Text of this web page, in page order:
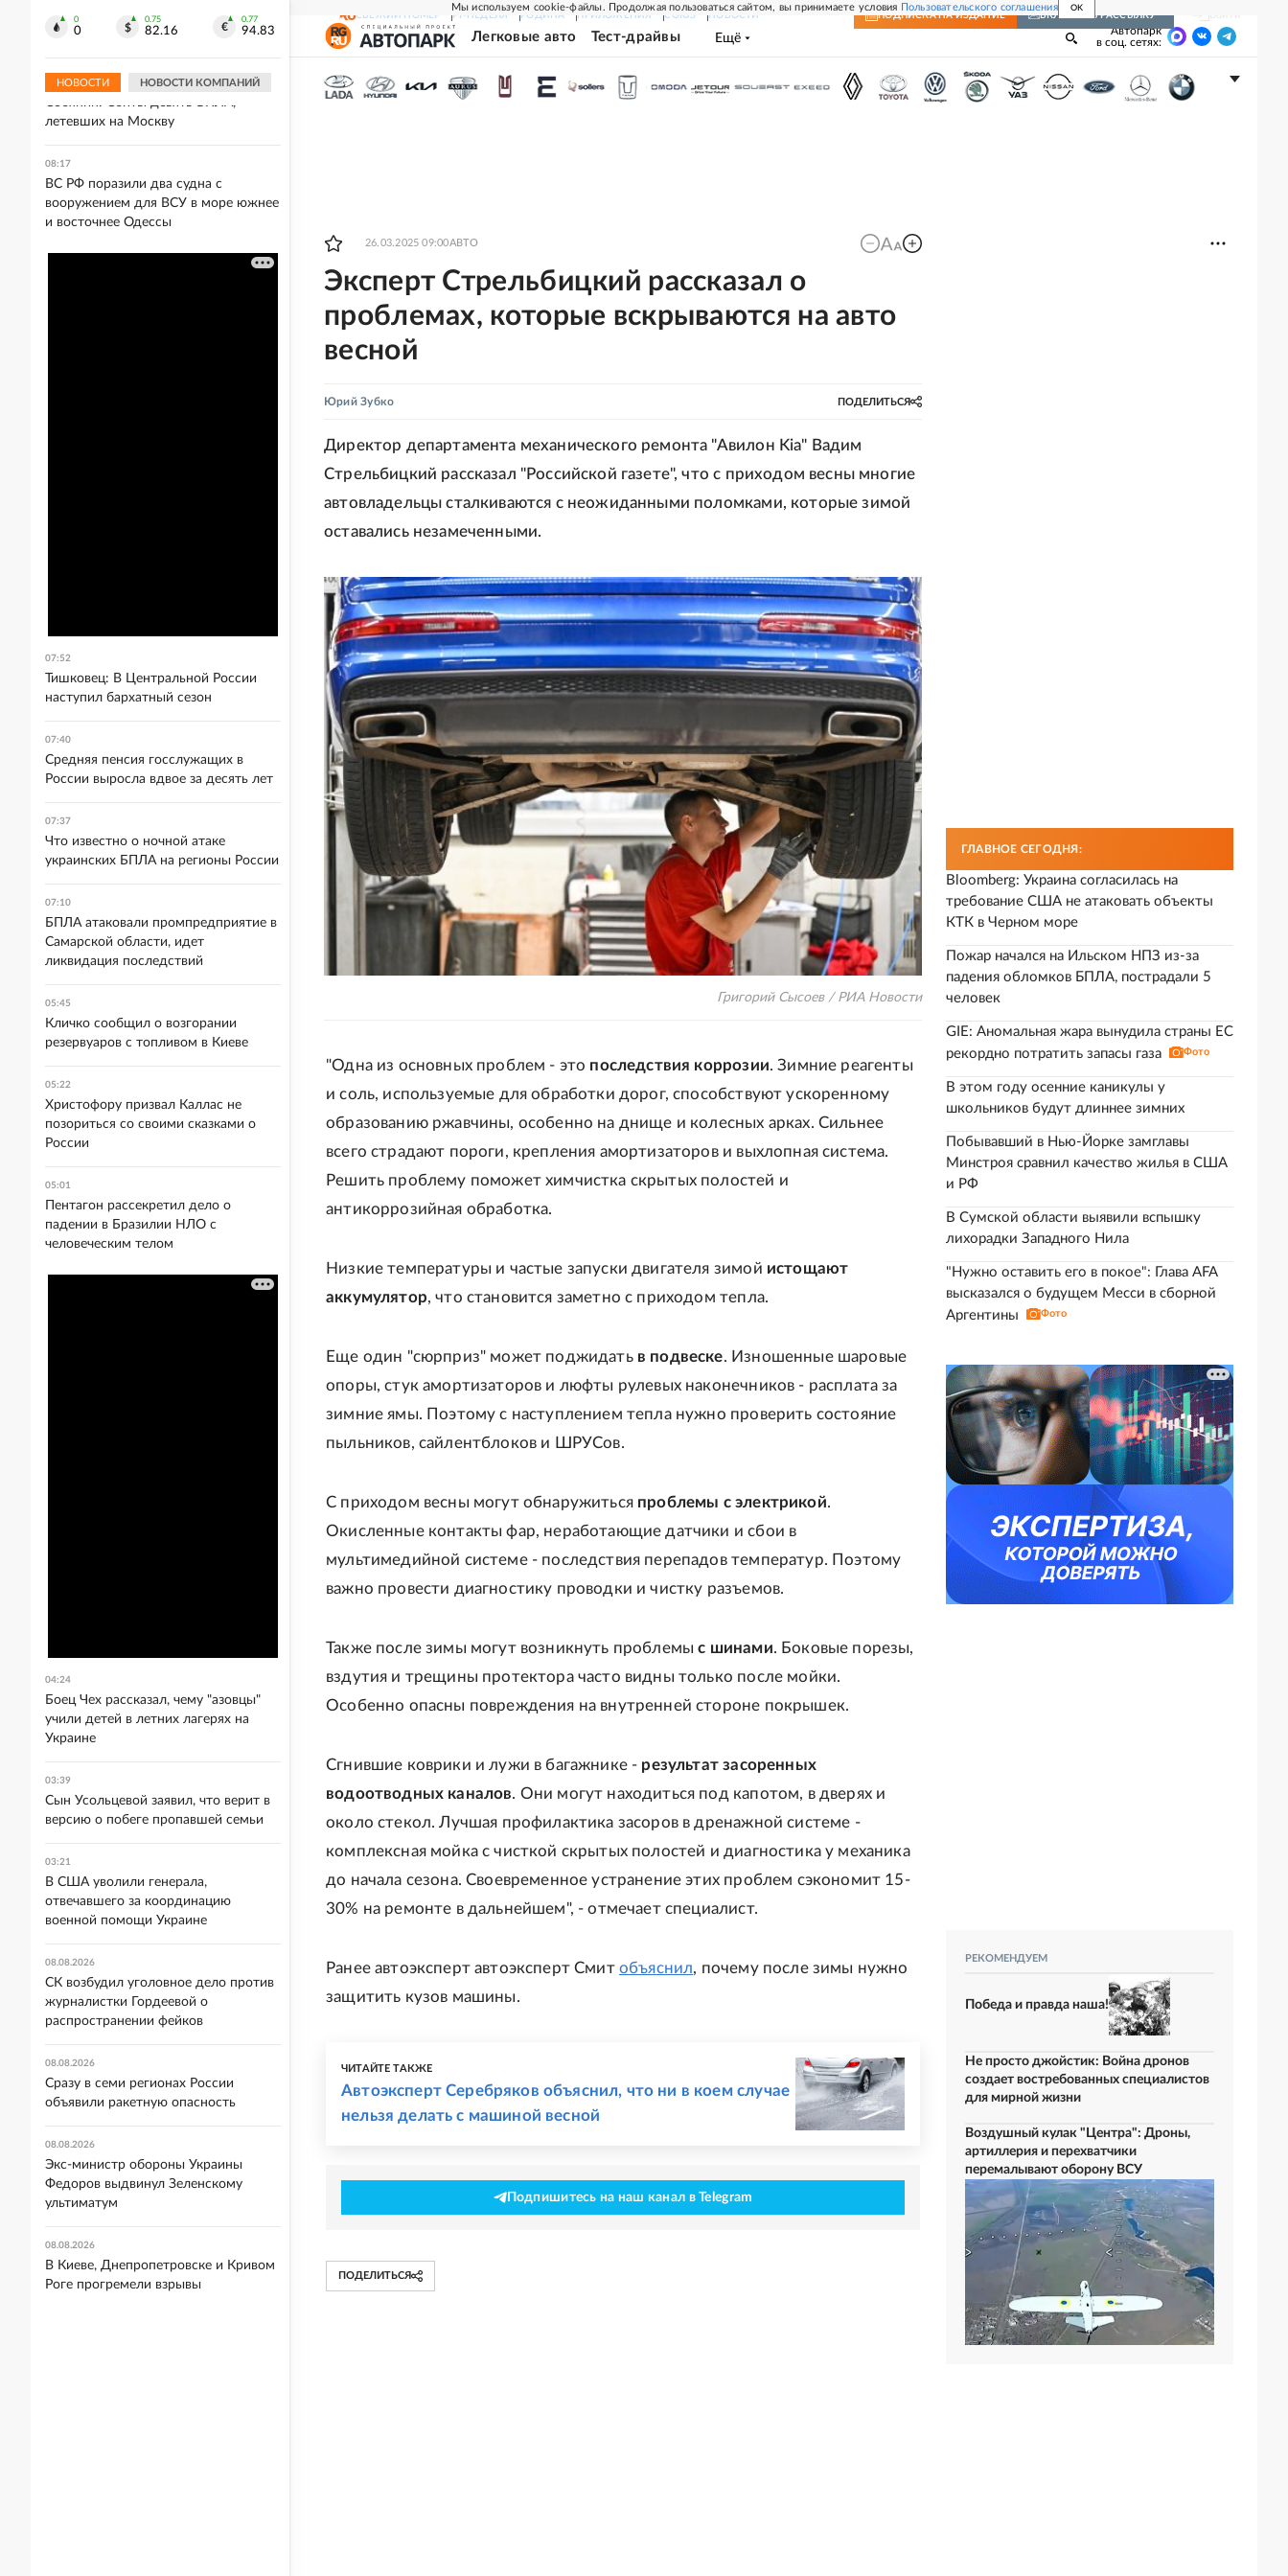
Мы используем cookie-файлы. Продолжая пользоваться сайтом, вы принимаете условия Пользовательского соглашения OK
СВЕЖИЙ НОМЕР РГ-НЕДЕЛЯ РОДИНА ПРИЛОЖЕНИЯ СОЮЗ НОВОСТИ ПОДПИСКА НА ИЗДАНИЕ ВКЛЮЧИТЬ РАССЫЛКУ
Легковые авто Тест-драйвы Ещё
Автопарк
в соц. сетях:
26.03.2025 09:00АВТО
Эксперт Стрельбицкий рассказал о
проблемах, которые вскрываются на авто
весной
Юрий Зубко ПОДЕЛИТЬСЯ
Директор департамента механического ремонта "Авилон Kia" Вадим
Стрельбицкий рассказал "Российской газете", что с приходом весны многие
автовладельцы сталкиваются с неожиданными поломками, которые зимой
оставались незамеченными.
Григорий Сысоев / РИА Новости
"Одна из основных проблем - это последствия коррозии. Зимние реагенты
и соль, используемые для обработки дорог, способствуют ускоренному
образованию ржавчины, особенно на днище и колесных арках. Сильнее
всего страдают пороги, крепления амортизаторов и выхлопная система.
Решить проблему поможет химчистка скрытых полостей и
антикоррозийная обработка.
Низкие температуры и частые запуски двигателя зимой истощают
аккумулятор, что становится заметно с приходом тепла.
Еще один "сюрприз" может поджидать в подвеске. Изношенные шаровые
опоры, стук амортизаторов и люфты рулевых наконечников - расплата за
зимние ямы. Поэтому с наступлением тепла нужно проверить состояние
пыльников, сайлентблоков и ШРУСов.
С приходом весны могут обнаружиться проблемы с электрикой.
Окисленные контакты фар, неработающие датчики и сбои в
мультимедийной системе - последствия перепадов температур. Поэтому
важно провести диагностику проводки и чистку разъемов.
Также после зимы могут возникнуть проблемыс шинами. Боковые порезы,
вздутия и трещины протектора часто видны только после мойки.
Особенно опасны повреждения на внутренней стороне покрышек.
Сгнившие коврики и лужи в багажнике - результат засоренных
водоотводных каналов. Они могут находиться под капотом, в дверях и
около стекол. Лучшая профилактика засоров в дренажной системе -
комплексная мойка с чисткой скрытых полостей и диагностика у механика
до начала сезона. Своевременное устранение этих проблем сэкономит 15-
30% на ремонте в дальнейшем", - отмечает специалист.
Ранее автоэксперт автоэксперт Смит объяснил, почему после зимы нужно
защитить кузов машины.
ЧИТАЙТЕ ТАКЖЕ
Автоэксперт Серебряков объяснил, что ни в коем случае
нельзя делать с машиной весной
Подпишитесь на наш канал в Telegram
ПОДЕЛИТЬСЯ
ГЛАВНОЕ СЕГОДНЯ:
Bloomberg: Украина согласилась на
требование США не атаковать объекты
КТК в Черном море
Пожар начался на Ильском НПЗ из-за
падения обломков БПЛА, пострадали 5
человек
GIE: Аномальная жара вынудила страны ЕС
рекордно потратить запасы газа
Фото
В этом году осенние каникулы у
школьников будут длиннее зимних
Побывавший в Нью-Йорке замглавы
Минстроя сравнил качество жилья в США
и РФ
В Сумской области выявили вспышку
лихорадки Западного Нила
"Нужно оставить его в покое": Глава AFA
высказался о будущем Месси в сборной
Аргентины
Фото
РЕКОМЕНДУЕМ
Победа и правда наша!
Не просто джойстик: Война дронов
создает востребованных специалистов
для мирной жизни
Воздушный кулак "Центра": Дроны,
артиллерия и перехватчики
перемалывают оборону ВСУ
0
0
0.75
82.16
0.77
94.83
НОВОСТИ НОВОСТИ КОМПАНИЙ
"Киев-111", где производили ракеты
08:18
Собянин: Сбиты девять БПЛА,
летевших на Москву
08:17
ВС РФ поразили два судна с
вооружением для ВСУ в море южнее
и восточнее Одессы
07:52
Тишковец: В Центральной России
наступил бархатный сезон
07:40
Средняя пенсия госслужащих в
России выросла вдвое за десять лет
07:37
Что известно о ночной атаке
украинских БПЛА на регионы России
07:10
БПЛА атаковали промпредприятие в
Самарской области, идет
ликвидация последствий
05:45
Кличко сообщил о возгорании
резервуаров с топливом в Киеве
05:22
Христофору призвал Каллас не
позориться со своими сказками о
России
05:01
Пентагон рассекретил дело о
падении в Бразилии НЛО с
человеческим телом
04:24
Боец Чех рассказал, чему "азовцы"
учили детей в летних лагерях на
Украине
03:39
Сын Усольцевой заявил, что верит в
версию о побеге пропавшей семьи
03:21
В США уволили генерала,
отвечавшего за координацию
военной помощи Украине
08.08.2026
СК возбудил уголовное дело против
журналистки Гордеевой о
распространении фейков
08.08.2026
Сразу в семи регионах России
объявили ракетную опасность
08.08.2026
Экс-министр обороны Украины
Федоров выдвинул Зеленскому
ультиматум
08.08.2026
В Киеве, Днепропетровске и Кривом
Роге прогремели взрывы